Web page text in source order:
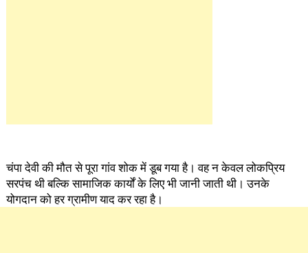
चंपा देवी की मौत से पूरा गांव शोक में डूब गया है। वह न केवल लोकप्रिय
सरपंच थी बल्कि सामाजिक कार्यों के लिए भी जानी जाती थी। उनके
योगदान को हर ग्रामीण याद कर रहा है।